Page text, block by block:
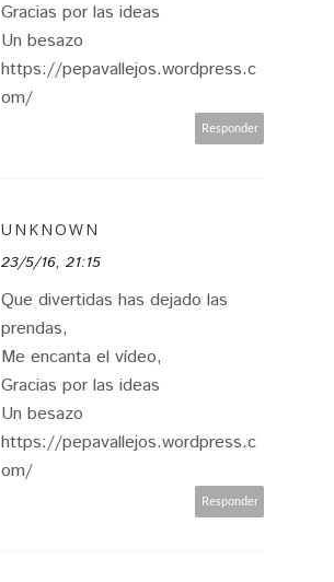
Gracias por las ideas
Un besazo
https://pepavallejos.wordpress.c
om/
Responder
UNKNOWN
23/5/16, 21:15
Que divertidas has dejado las
prendas,
Me encanta el vídeo,
Gracias por las ideas
Un besazo
https://pepavallejos.wordpress.c
om/
Responder